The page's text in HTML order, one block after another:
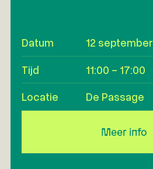
Datum 12 september
Tijd 11:00 - 17:00
Locatie De Passage
Meer info